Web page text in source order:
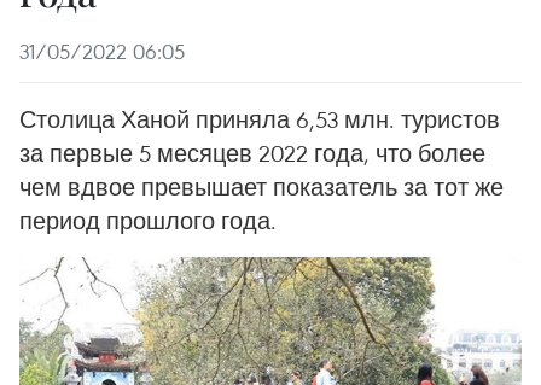
31/05/2022 06:05
Столица Ханой приняла 6,53 млн. туристов
за первые 5 месяцев 2022 года, что более
чем вдвое превышает показатель за тот же
период прошлого года.